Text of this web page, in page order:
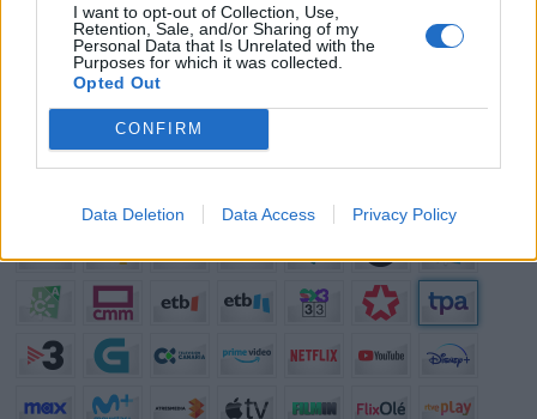
I want to opt-out of Collection, Use,
Retention, Sale, and/or Sharing of my
Personal Data that Is Unrelated with the
Purposes for which it was collected.
Opted Out
CONFIRM
Data Deletion Data Access Privacy Policy
Programación de Televisión